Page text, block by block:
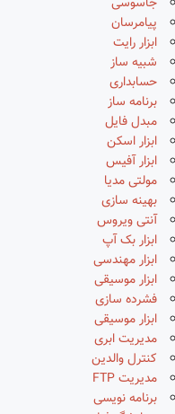
پیامرسان
ابزار رایت
شبیه ساز
حسابداری
برنامه ساز
مبدل فایل
ابزار اسکن
ابزار آفیس
مولتی مدیا
بهینه سازی
آنتی ویروس
ابزار بک آپ
ابزار مهندسی
ابزار موسیقی
فشرده سازی
ابزار موسیقی
مدیریت ابری
کنترل والدین
مدیریت FTP
برنامه نویسی